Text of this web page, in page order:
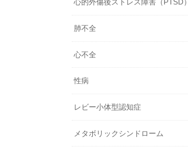
心的外傷後ストレス障害（PTSD）
肺不全
心不全
性病
レビー小体型認知症
メタボリックシンドローム